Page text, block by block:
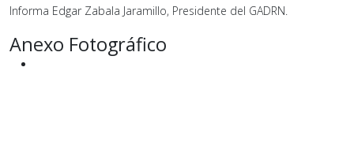
Informa Edgar Zabala Jaramillo, Presidente del GADRN.
Anexo Fotográfico